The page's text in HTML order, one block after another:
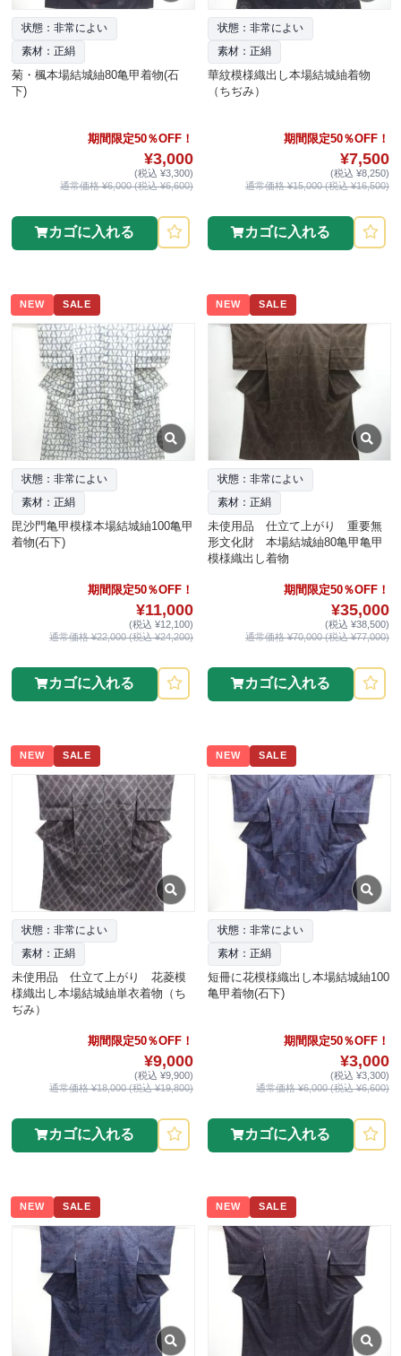
状態：非常によい
素材：正絹
菊・楓本場結城紬80亀甲着物(石
下)
期間限定50％OFF！
¥3,000
(税込 ¥3,300)
通常価格 ¥6,000 (税込 ¥6,600)
カゴに入れる
状態：非常によい
素材：正絹
華紋模様織出し本場結城紬着物
（ちぢみ）
期間限定50％OFF！
¥7,500
(税込 ¥8,250)
通常価格 ¥15,000 (税込 ¥16,500)
カゴに入れる
NEW SALE
状態：非常によい
素材：正絹
毘沙門亀甲模様本場結城紬100亀甲
着物(石下)
期間限定50％OFF！
¥11,000
(税込 ¥12,100)
通常価格 ¥22,000 (税込 ¥24,200)
カゴに入れる
NEW SALE
状態：非常によい
素材：正絹
未使用品 仕立て上がり 重要無
形文化財 本場結城紬80亀甲亀甲
模様織出し着物
期間限定50％OFF！
¥35,000
(税込 ¥38,500)
通常価格 ¥70,000 (税込 ¥77,000)
カゴに入れる
NEW SALE
状態：非常によい
素材：正絹
未使用品 仕立て上がり 花菱模
様織出し本場結城紬単衣着物（ち
ぢみ）
期間限定50％OFF！
¥9,000
(税込 ¥9,900)
通常価格 ¥18,000 (税込 ¥19,800)
カゴに入れる
NEW SALE
状態：非常によい
素材：正絹
短冊に花模様織出し本場結城紬100
亀甲着物(石下)
期間限定50％OFF！
¥3,000
(税込 ¥3,300)
通常価格 ¥6,000 (税込 ¥6,600)
カゴに入れる
NEW SALE NEW SALE